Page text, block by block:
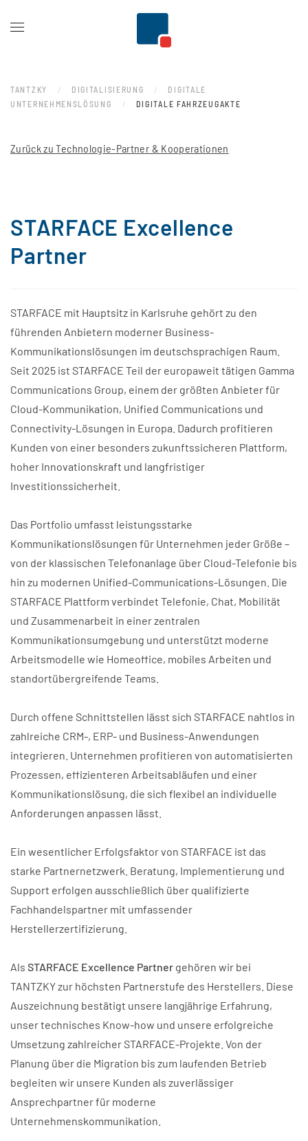
TANTZKY DIGITALISIERUNG
DIGITALE
UNTERNEHMENSLÖSUNG
DIGITALE FAHRZEUGAKTE
Zurück zu Technologie-Partner & Kooperationen
STARFACE Excellence
Partner
STARFACE mit Hauptsitz in Karlsruhe gehört zu den
führenden Anbietern moderner Business-
Kommunikationslösungen im deutschsprachigen Raum.
Seit 2025 ist STARFACE Teil der europaweit tätigen Gamma
Communications Group, einem der größten Anbieter für
Cloud-Kommunikation, Unified Communications und
Connectivity-Lösungen in Europa. Dadurch profitieren
Kunden von einer besonders zukunftssicheren Plattform,
hoher Innovationskraft und langfristiger
Investitionssicherheit.
Das Portfolio umfasst leistungsstarke
Kommunikationslösungen für Unternehmen jeder Größe –
von der klassischen Telefonanlage über Cloud-Telefonie bis
hin zu modernen Unified-Communications-Lösungen. Die
STARFACE Plattform verbindet Telefonie, Chat, Mobilität
und Zusammenarbeit in einer zentralen
Kommunikationsumgebung und unterstützt moderne
Arbeitsmodelle wie Homeoffice, mobiles Arbeiten und
standortübergreifende Teams.
Durch offene Schnittstellen lässt sich STARFACE nahtlos in
zahlreiche CRM-, ERP- und Business-Anwendungen
integrieren. Unternehmen profitieren von automatisierten
Prozessen, effizienteren Arbeitsabläufen und einer
Kommunikationslösung, die sich flexibel an individuelle
Anforderungen anpassen lässt.
Ein wesentlicher Erfolgsfaktor von STARFACE ist das
starke Partnernetzwerk. Beratung, Implementierung und
Support erfolgen ausschließlich über qualifizierte
Fachhandelspartner mit umfassender
Herstellerzertifizierung.
Als STARFACE Excellence Partner gehören wir bei
TANTZKY zur höchsten Partnerstufe des Herstellers. Diese
Auszeichnung bestätigt unsere langjährige Erfahrung,
unser technisches Know-how und unsere erfolgreiche
Umsetzung zahlreicher STARFACE-Projekte. Von der
Planung über die Migration bis zum laufenden Betrieb
begleiten wir unsere Kunden als zuverlässiger
Ansprechpartner für moderne
Unternehmenskommunikation.